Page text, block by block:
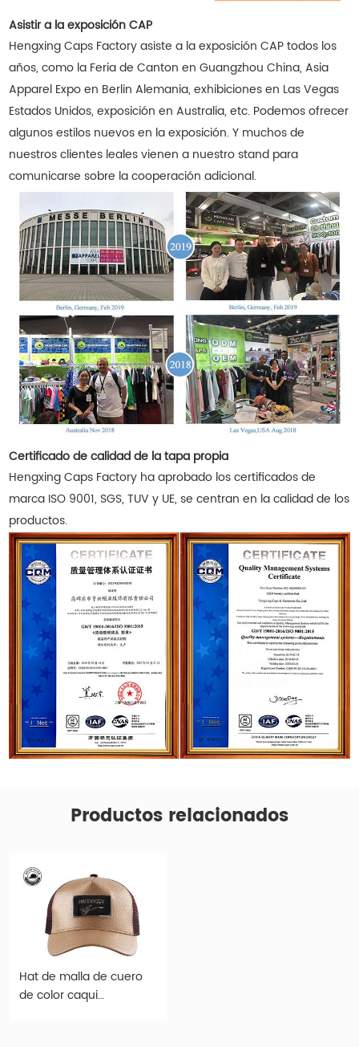
Asistir a la exposición CAP
Hengxing Caps Factory asiste a la exposición CAP todos los
años, como la Feria de Canton en Guangzhou China, Asia
Apparel Expo en Berlin Alemania, exhibiciones en Las Vegas
Estados Unidos, exposición en Australia, etc. Podemos ofrecer
algunos estilos nuevos en la exposición. Y muchos de
nuestros clientes leales vienen a nuestro stand para
comunicarse sobre la cooperación adicional.
Certificado de calidad de la tapa propia
Hengxing Caps Factory ha aprobado los certificados de
marca ISO 9001, SGS, TUV y UE, se centran en la calidad de los
productos.
Productos relacionados
Hat de malla de cuero
de color caqui